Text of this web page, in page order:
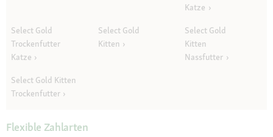
Katze
Select Gold
Trockenfutter
Katze
Select Gold
Kitten
Select Gold
Kitten
Nassfutter
Select Gold Kitten
Trockenfutter
Flexible Zahlarten